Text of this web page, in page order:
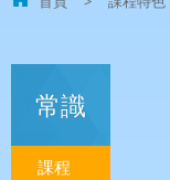
常識
課程